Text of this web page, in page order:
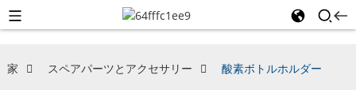
家 スペアパーツとアクセサリー 酸素ボトルホルダー